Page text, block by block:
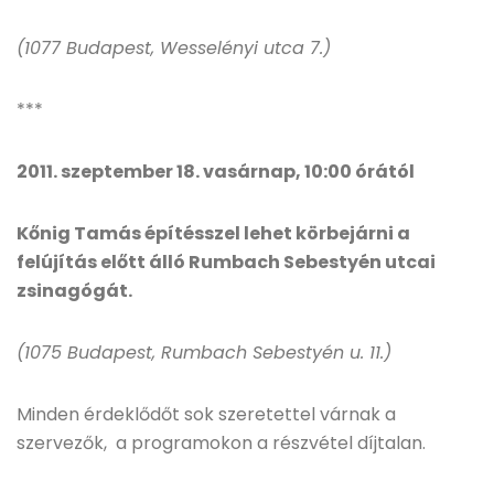
(1077 Budapest, Wesselényi utca 7.)
***
2011. szeptember 18. vasárnap, 10:00 órától
Kőnig Tamás építésszel lehet körbejárni a
felújítás előtt álló Rumbach Sebestyén utcai
zsinagógát.
(1075 Budapest, Rumbach Sebestyén u. 11.)
Minden érdeklődőt sok szeretettel várnak a
szervezők, a programokon a részvétel díjtalan.